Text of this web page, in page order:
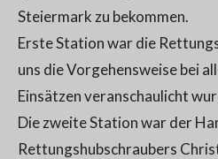
Steiermark zu bekommen.
Erste Station war die
uns die Vorgehensweise bei
Einsätzen veranschaulicht
Die zweite Station war der
Rettungshubschraubers